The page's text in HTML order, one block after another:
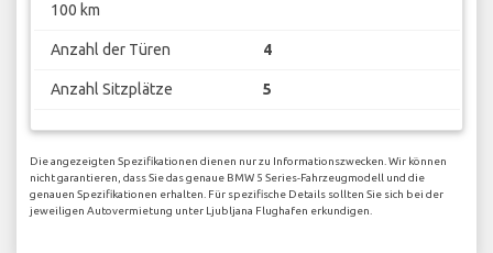
100 km
Anzahl der Türen 4
Anzahl Sitzplätze 5
Die angezeigten Spezifikationen dienen nur zu Informationszwecken. Wir können
nicht garantieren, dass Sie das genaue BMW 5 Series-Fahrzeugmodell und die
genauen Spezifikationen erhalten. Für spezifische Details sollten Sie sich bei der
jeweiligen Autovermietung unter Ljubljana Flughafen erkundigen.